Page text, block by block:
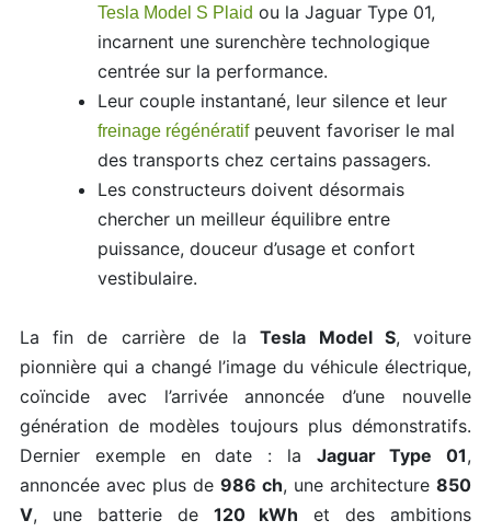
Tesla Model S Plaid ou la Jaguar Type 01,
incarnent une surenchère technologique
centrée sur la performance.
Leur couple instantané, leur silence et leur
freinage régénératifpeuvent favoriser le mal
des transports chez certains passagers.
Les constructeurs doivent désormais
chercher un meilleur équilibre entre
puissance, douceur d’usage et confort
vestibulaire.
La fin de carrière de laTesla Model S, voiture
pionnière qui a changé l’image du véhicule électrique,
coïncide avec l’arrivée annoncée d’une nouvelle
génération de modèles toujours plus démonstratifs.
Dernier exemple en date : la Jaguar Type 01,
annoncée avec plus de 986 ch, une architecture 850
V, une batterie de 120 kWh et des ambitions